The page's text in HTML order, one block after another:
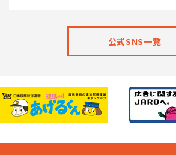
公式SNS一覧